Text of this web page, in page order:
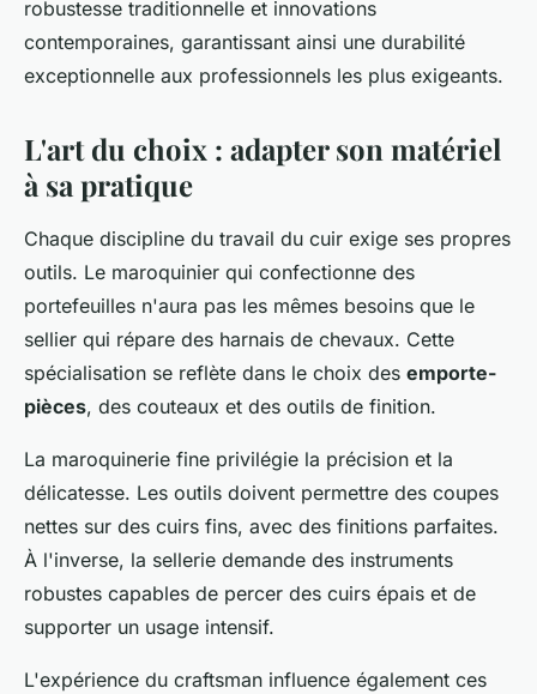
robustesse traditionnelle et innovations
contemporaines, garantissant ainsi une durabilité
exceptionnelle aux professionnels les plus exigeants.
L'art du choix : adapter son matériel
à sa pratique
Chaque discipline du travail du cuir exige ses propres
outils. Le maroquinier qui confectionne des
portefeuilles n'aura pas les mêmes besoins que le
sellier qui répare des harnais de chevaux. Cette
spécialisation se reflète dans le choix des emporte-
pièces, des couteaux et des outils de finition.
La maroquinerie fine privilégie la précision et la
délicatesse. Les outils doivent permettre des coupes
nettes sur des cuirs fins, avec des finitions parfaites.
À l'inverse, la sellerie demande des instruments
robustes capables de percer des cuirs épais et de
supporter un usage intensif.
L'expérience du craftsman influence également ces